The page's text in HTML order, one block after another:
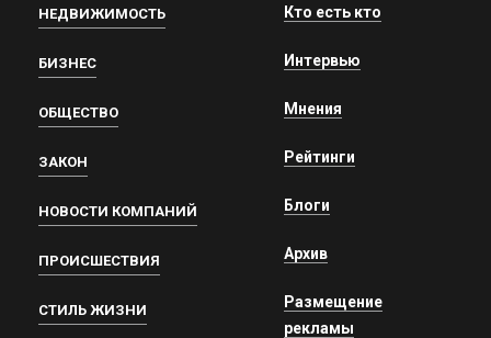
НЕДВИЖИМОСТЬ
БИЗНЕС
ОБЩЕСТВО
ЗАКОН
НОВОСТИ КОМПАНИЙ
ПРОИСШЕСТВИЯ
СТИЛЬ ЖИЗНИ
Кто есть кто
Интервью
Мнения
Рейтинги
Блоги
Архив
Размещение
рекламы